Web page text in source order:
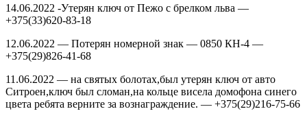
14.06.2022 -Утерян ключ от Пежо с брелком льва —
+375(33)620-83-18
12.06.2022 — Потерян номерной знак — 0850 КН-4 —
+375(29)826-41-68
11.06.2022 — на святых болотах,был утерян ключ от авто
Ситроен,ключ был сломан,на кольце висела домофона синего
цвета ребята верните за вознаграждение. — +375(29)216-75-66